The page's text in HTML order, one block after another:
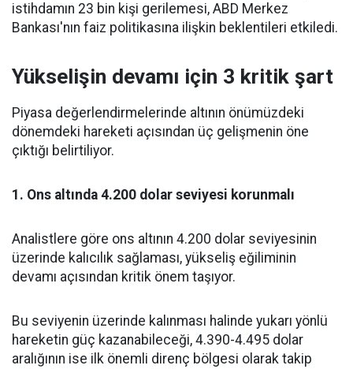
istihdamın 23 bin kişi gerilemesi, ABD Merkez
Bankası'nın faiz politikasına ilişkin beklentileri etkiledi.
Yükselişin devamı için 3 kritik şart
Piyasa değerlendirmelerinde altının önümüzdeki
dönemdeki hareketi açısından üç gelişmenin öne
çıktığı belirtiliyor.
1. Ons altında 4.200 dolar seviyesi korunmalı
Analistlere göre ons altının 4.200 dolar seviyesinin
üzerinde kalıcılık sağlaması, yükseliş eğiliminin
devamı açısından kritik önem taşıyor.
Bu seviyenin üzerinde kalınması halinde yukarı yönlü
hareketin güç kazanabileceği, 4.390-4.495 dolar
aralığının ise ilk önemli direnç bölgesi olarak takip